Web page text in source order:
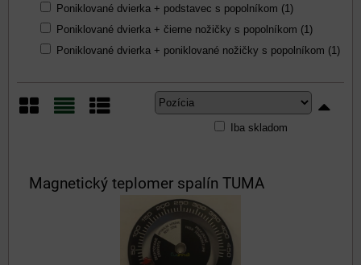
Poniklované dvierka + podstavec s popolníkom (1)
Poniklované dvierka + čierne nožičky s popolníkom (1)
Poniklované dvierka + poniklované nožičky s popolníkom (1)
Iba skladom
Magnetický teplomer spalín TUMA